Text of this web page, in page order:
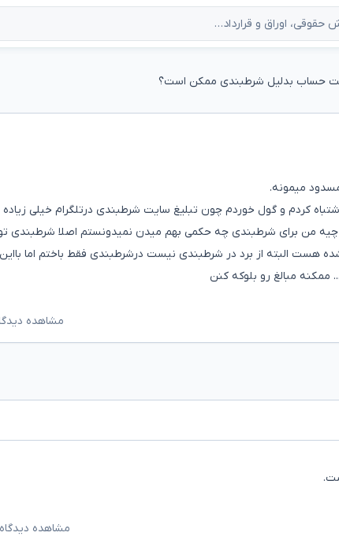
حساب بدلیل شرطبندی ممکن است؟
میمونه.
کردم و گول خوردم چون تبلیغ سایت شرطبندی درتلگرام خیلی زیاده
من برای شرطبندی چه حکمی بهم میدن نمیدونستم اصلا شرطبندی
هست البته از برد در شرطبندی نیست درشرطبندی فقط باختم اما
ممکنه مبالغ رو بلوکه کنن
مشاهده
مشاهده